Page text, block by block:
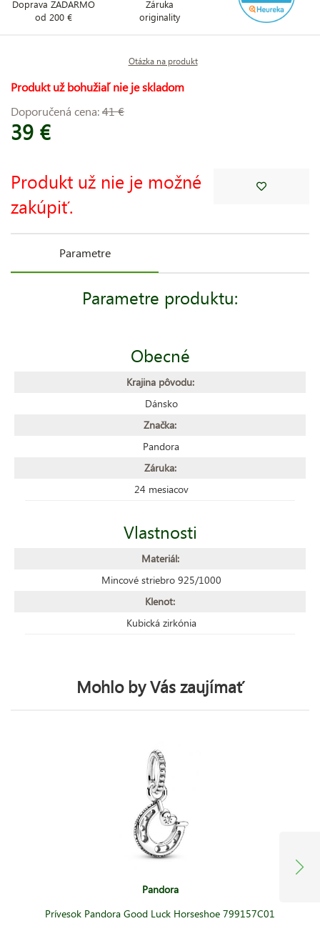
Doprava ZADARMO
od 200 €
Záruka
originality
Otázka na produkt
Produkt už bohužiaľ nie je skladom
Doporučená cena:41 €
39 €
Produkt už nie je možné
zakúpiť.
Parametre
Parametre produktu:
Obecné
Krajina pôvodu:
Dánsko
Značka:
Pandora
Záruka:
24 mesiacov
Vlastnosti
Materiál:
Mincové striebro 925/1000
Klenot:
Kubická zirkónia
Mohlo by Vás zaujímať
Pandora
Prívesok Pandora Good Luck Horseshoe 799157C01